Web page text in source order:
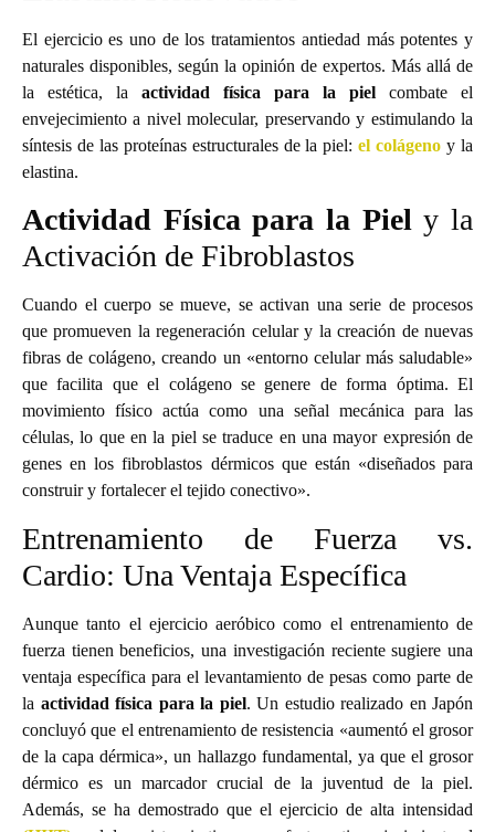
El ejercicio es uno de los tratamientos antiedad más potentes y
naturales disponibles, según la opinión de expertos. Más allá de
la estética, la actividad física para la piel combate el
envejecimiento a nivel molecular, preservando y estimulando la
síntesis de las proteínas estructurales de la piel: el colágenoy la
elastina.
Actividad Física para la Piel y la
Activación de Fibroblastos
Cuando el cuerpo se mueve, se activan una serie de procesos
que promueven la regeneración celular y la creación de nuevas
fibras de colágeno, creando un «entorno celular más saludable»
que facilita que el colágeno se genere de forma óptima. El
movimiento físico actúa como una señal mecánica para las
células, lo que en la piel se traduce en una mayor expresión de
genes en los fibroblastos dérmicos que están «diseñados para
construir y fortalecer el tejido conectivo».
Entrenamiento de Fuerza vs.
Cardio: Una Ventaja Específica
Aunque tanto el ejercicio aeróbico como el entrenamiento de
fuerza tienen beneficios, una investigación reciente sugiere una
ventaja específica para el levantamiento de pesas como parte de
la actividad física para la piel. Un estudio realizado en Japón
concluyó que el entrenamiento de resistencia «aumentó el grosor
de la capa dérmica», un hallazgo fundamental, ya que el grosor
dérmico es un marcador crucial de la juventud de la piel.
Además, se ha demostrado que el ejercicio de alta intensidad